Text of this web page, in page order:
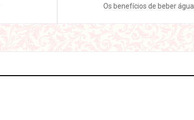
Os benefícios de beber água